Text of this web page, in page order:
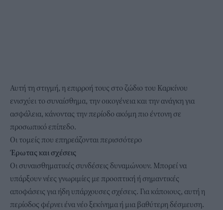
Αυτή τη στιγμή, η επιρροή τους στο ζώδιοτου Καρκίνου
ενισχύει το συναίσθημα, την οικογένεια και την ανάγκη για
ασφάλεια, κάνοντας την περίοδο ακόμη πιο έντονη σε
προσωπικό επίπεδο.
Οι τομείς που επηρεάζονται περισσότερο
Έρωτας και σχέσεις
Οι συναισθηματικές συνδέσεις δυναμώνουν. Μπορεί να
υπάρξουν νέες γνωριμίες με προοπτική ή σημαντικές
αποφάσεις για ήδη υπάρχουσες σχέσεις. Για κάποιους, αυτή η
περίοδος φέρνει ένα νέο ξεκίνημα ή μια βαθύτερη δέσμευση.